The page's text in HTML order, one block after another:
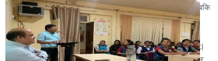
भारत में लगभग हर वर्ष लगभग 5 लाख लोग शराब के कारण मर जाते है, जबकि
उनमें से अधिकतर को डॉक्टरों द्वारा पहले ही बताया चुका होता है कि और
पियोगे तो मर जाओगे, ऐसा क्यों है ? इसका जवाब हम लोगों के पास नहीं है
क्योंकि अधिकतर लोगों की सोच होती है कि एक शराबी या एडिक्ट(addict)